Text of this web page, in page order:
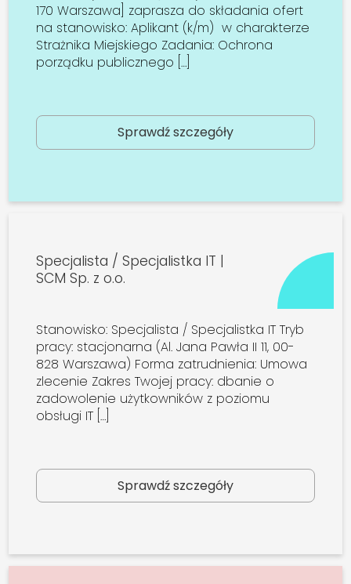
170 Warszawa] zaprasza do składania ofert
na stanowisko: Aplikant (k/m) w charakterze
Strażnika Miejskiego Zadania: Ochrona
porządku publicznego […]
Sprawdź szczegóły
Specjalista / Specjalistka IT |
SCM Sp. z o.o.
Stanowisko: Specjalista / Specjalistka IT Tryb
pracy: stacjonarna (Al. Jana Pawła II 11, 00-
828 Warszawa) Forma zatrudnienia: Umowa
zlecenie Zakres Twojej pracy: dbanie o
zadowolenie użytkowników z poziomu
obsługi IT […]
Sprawdź szczegóły